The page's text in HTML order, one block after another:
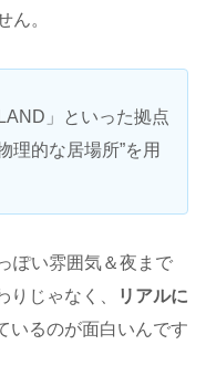
ん。
」といった拠点
理的な居場所”を用
ぽい雰囲気＆夜まで
じゃなく、
リアルに
いるのが面白いんです